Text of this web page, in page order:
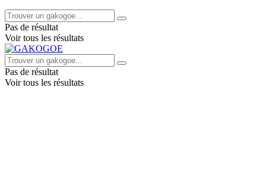
Pas de résultat
Voir tous les résultats
Pas de résultat
Voir tous les résultats